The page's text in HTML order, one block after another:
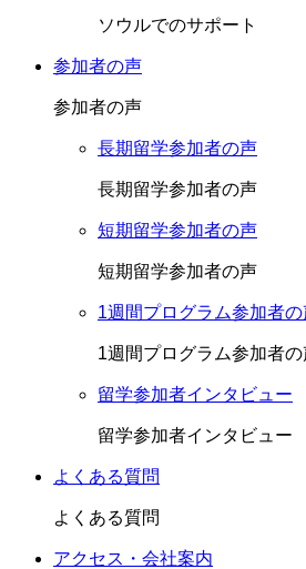
ソウルでのサポート
参加者の声
参加者の声
長期留学参加者の声
長期留学参加者の声
短期留学参加者の声
短期留学参加者の声
1週間プログラム参加者の
1週間プログラム参加者の
留学参加者インタビュー
留学参加者インタビュー
よくある質問
よくある質問
アクセス・会社案内